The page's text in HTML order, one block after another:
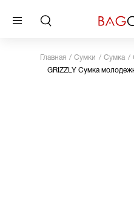
Главная Сумки Сумка
GRIZZLY Сумка